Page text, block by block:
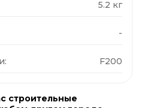
5.2 кг
-
F200
строительные